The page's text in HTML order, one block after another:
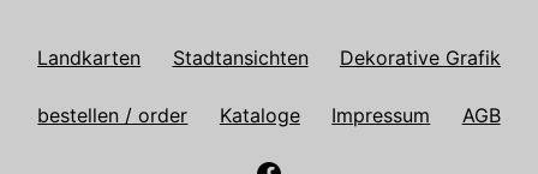
Landkarten Stadtansichten Dekorative Grafik
bestellen / order Kataloge Impressum AGB